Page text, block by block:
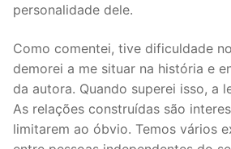
personalidade dele.
Como comentei, tive dificuldade
demorei a me situar na história e
da autora. Quando superei isso, a
As relações construídas são
limitarem ao óbvio. Temos vários